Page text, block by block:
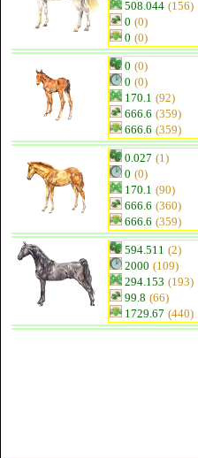
508.044 (156)
0 (0)
0 (0)
0 (0)
0 (0)
170.1 (92)
666.6 (359)
666.6 (359)
0.027 (1)
0 (0)
170.1 (90)
666.6 (360)
666.6 (359)
594.511 (2)
2000 (109)
294.153 (193)
99.8 (66)
1729.67 (440)